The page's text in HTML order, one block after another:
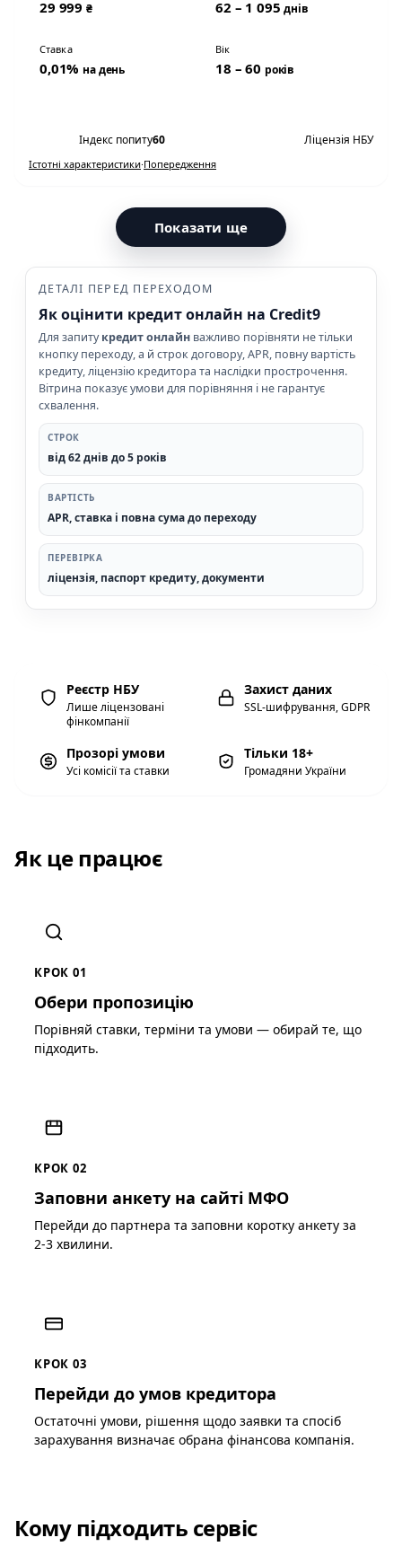
29 999 ₴ 62 – 1 095днів
Ставка
0,01% на день
Вік
18 – 60 років
Індекс попиту60 Ліцензія НБУ
Істотні характеристики·Попередження
Показати ще
ДЕТАЛІ ПЕРЕД ПЕРЕХОДОМ
Як оцінити кредит онлайн на Credit9
Для запитукредит онлайн важливо порівняти не тільки
кнопку переходу, а й строк договору, APR, повну вартість
кредиту, ліцензію кредитора та наслідки прострочення.
Вітрина показує умови для порівняння і не гарантує
схвалення.
СТРОК
від 62 днів до 5 років
ВАРТІСТЬ
APR, ставка і повна сума до переходу
ПЕРЕВІРКА
ліцензія, паспорт кредиту, документи
Реєстр НБУ
Лише ліцензовані
фінкомпанії
Захист даних
SSL-шифрування, GDPR
Прозорі умови
Усі комісії та ставки
Тільки 18+
Громадяни України
Як це працює
КРОК 01
Обери пропозицію
Порівняй ставки, терміни та умови — обирай те, що
підходить.
КРОК 02
Заповни анкету на сайті МФО
Перейди до партнера та заповни коротку анкету за
2-3 хвилини.
КРОК 03
Перейди до умов кредитора
Остаточні умови, рішення щодо заявки та спосіб
зарахування визначає обрана фінансова компанія.
Кому підходить сервіс